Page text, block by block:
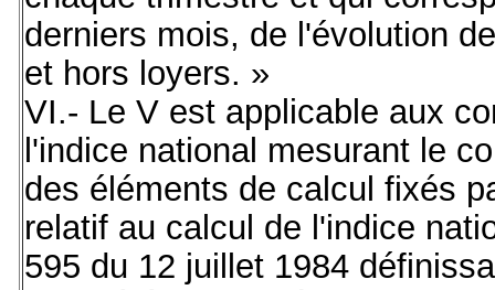
derniers mois, de l'évolution
et hors loyers. »
VI.- Le V est applicable aux
l'indice national mesurant le
des éléments de calcul fixés
relatif au calcul de l'indice
595 du 12 juillet 1984